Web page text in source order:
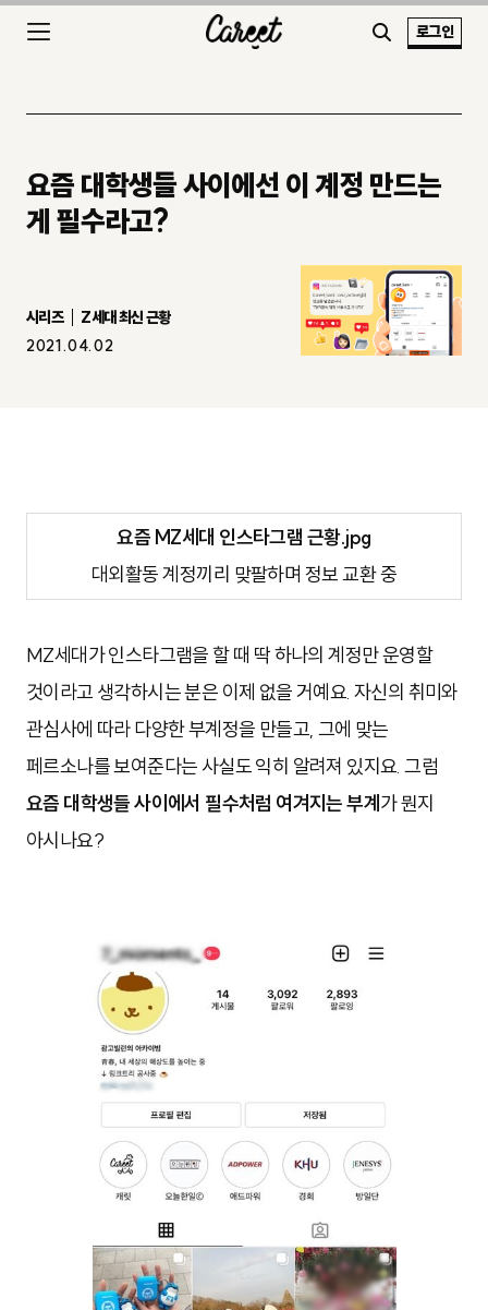
로그인
요즘 대학생들 사이에선 이 계정 만드는
게 필수라고?
시리즈
Z세대 최신 근황
2021.04.02
요즘 MZ세대 인스타그램 근황.jpg
대외활동 계정끼리 맞팔하며 정보 교환 중
MZ세대가 인스타그램을 할 때 딱 하나의 계정만 운영할
것이라고 생각하시는 분은 이제 없을 거예요. 자신의 취미와
관심사에 따라 다양한 부계정을 만들고, 그에 맞는
페르소나를 보여준다는 사실도 익히 알려져 있지요. 그럼
요즘 대학생들 사이에서 필수처럼 여겨지는 부계 가 뭔지
아시나요?